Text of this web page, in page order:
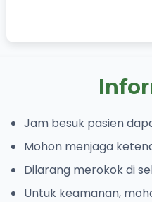
Jam besuk pasien
Mohon menjaga
Dilarang merokok di
Untuk keamanan,